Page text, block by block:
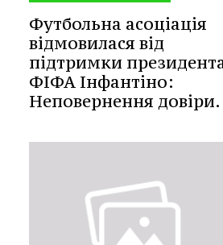
Футбольна асоціація
відмовилася від
підтримки
ФІФА Інфантіно:
Неповернення довіри.